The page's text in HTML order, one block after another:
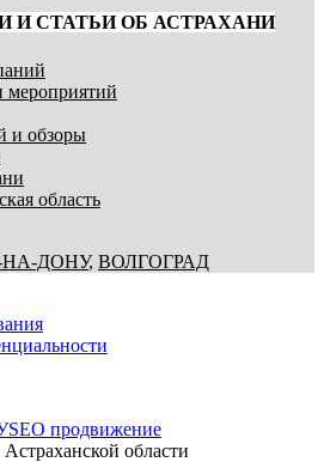
И СТАТЬИ ОБ АСТРАХАНИ
и обзоры
область
ДОНУ, ВОЛГОГРАД
SEO продвижение
области